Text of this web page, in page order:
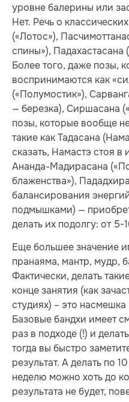
уровне балерины или
Нет. Речь о
(«Лотос»),
спины»), Падахастасана
Более того, даже позы,
воспринимаются как
(«Полумостик»),
— березка), Сиршасана
позы, которые вообще
такие как Тадасана
сказать, Намастэ стоя
Ананда-Мадирасана
блаженства»),
балансирования
подмышками) —
делать их подолгу: от
Еще большее значение
пранаяма, мантр, мудр,
Фактически, делать
конце занятия (как
студиях) – это
Базовые бандхи имеет
раз в подходе (!) и
тогда вы быстро
результат. А делать по
неделю можно хоть до
результата не будет,